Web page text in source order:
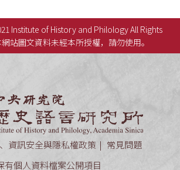
Institute of History and Philology All Rights
站圖文資料未經本所授權，請勿使用。
資訊安全與隱私權政策
常見問題
有個人資料檔案公開項目